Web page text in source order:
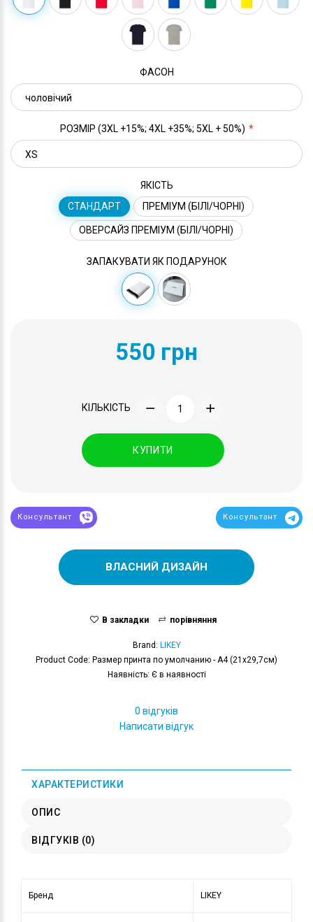
ФАСОН
РОЗМІР (3XL +15%; 4XL +35%; 5XL + 50%)
ЯКІСТЬ
СТАНДАРТ
ПРЕМІУМ (БІЛІ/ЧОРНІ)
ОВЕРСАЙЗ ПРЕМІУМ (БІЛІ/ЧОРНІ)
ЗАПАКУВАТИ ЯК ПОДАРУНОК
550 грн
КІЛЬКІСТЬ
КУПИТИ
Консультант Консультант
ВЛАСНИЙ ДИЗАЙН
В закладки порівняння
Brand: LIKEY
Product Code: Размер принта по умолчанию - А4 (21x29,7см)
Наявність: Є в наявності
0 відгуків
Написати відгук
ХАРАКТЕРИСТИКИ
ОПИС
ВІДГУКІВ (0)
Бренд LIKEY